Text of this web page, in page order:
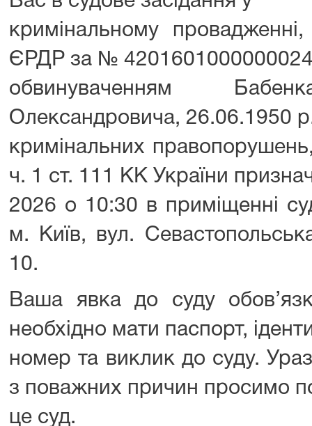
кримінальному
ЄРДР за №
обвинуваченням
Олександровича, 26.06.1950
кримінальних
ч. 1 ст. 111 КК України
2026 о 10:30 в приміщенні
м. Київ, вул.
10.
Ваша явка до суду
необхідно мати паспорт,
номер та виклик до суду.
з поважних причин просимо
це суд.